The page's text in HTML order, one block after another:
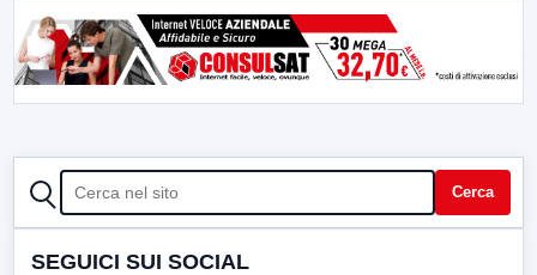
CERCA Cerca
SEGUICI SUI SOCIAL